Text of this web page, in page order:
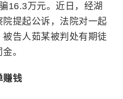
16.3万元。近日，经湖
提起公诉，法院对一起
告人茹某被判处有期徒
。
赚钱